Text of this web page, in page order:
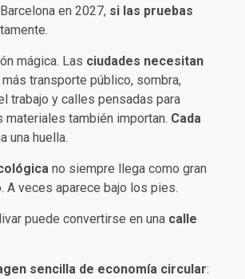
en 2027, si las pruebas
mágica. Las ciudades necesitan
más transporte público, sombra,
trabajo y calles pensadas para
materiales también importan. Cada
una huella.
no siempre llega como gran
A veces aparece bajo los pies.
puede convertirse en una calle
sencilla de economía circular: